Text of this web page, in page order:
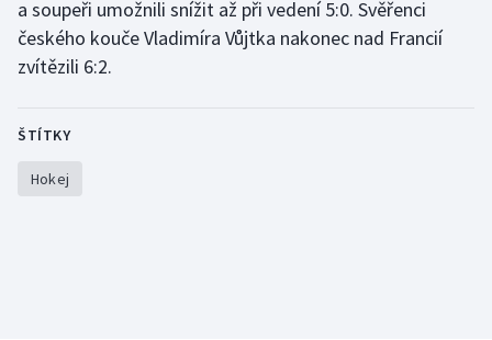
Parasport
Plavání
a soupeři umožnili snížit až při vedení 5:0. Svěřenci
českého kouče Vladimíra Vůjtka nakonec nad Francií
zvítězili 6:2.
ŠTÍTKY
Hokej